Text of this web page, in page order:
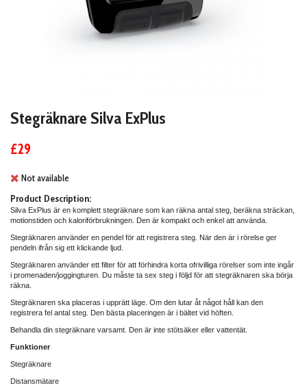
Stegräknare Silva ExPlus
£29
Not available
Product Description:
Silva ExPlus är en komplett stegräknare som kan räkna antal steg, beräkna sträckan,
motionstiden och kaloriförbrukningen. Den är kompakt och enkel att använda.
Stegräknaren använder en pendel för att registrera steg. När den är i rörelse ger
pendeln ifrån sig ett klickande ljud.
Stegräknaren använder ett filter för att förhindra korta ofrivilliga rörelser som inte ingår
i promenaden/joggingturen. Du måste ta sex steg i följd för att stegräknaren ska börja
räkna.
Stegräknaren ska placeras i upprätt läge. Om den lutar åt något håll kan den
registrera fel antal steg. Den bästa placeringen är i bältet vid höften.
Behandla din stegräknare varsamt. Den är inte stötsäker eller vattentät.
Funktioner
Stegräknare
Distansmätare